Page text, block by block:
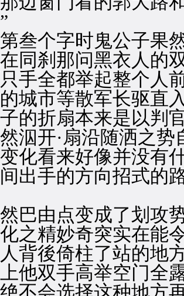
个字时鬼公子果
刹那问黑衣人的双
全都举起整个人前
城市等散军长驱直
折扇本来是以判官
泅开·扇沿随洒之
看来好像并没有什
出手的方向招式的
由点变成了划攻势
精妙奇突实在能令
後倚柱了站的地方
双手高举空门全露